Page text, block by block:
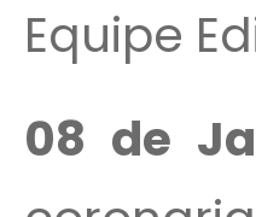
Equipe
08 de